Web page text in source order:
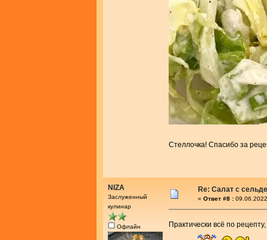
Стеллочка! Спасибо за
NIZA
Заслуженный
кулинар
Офлайн
Re: Салат с
« Ответ #8 :
Практически всё по